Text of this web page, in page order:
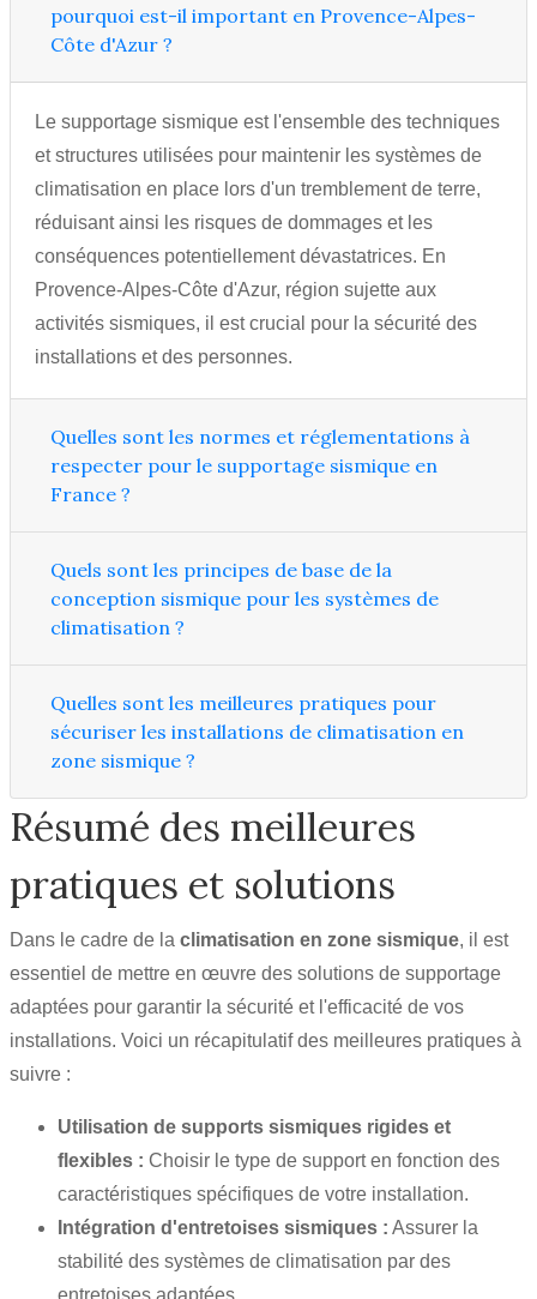
pourquoi est-il important en Provence-Alpes-
Côte d'Azur ?
Le supportage sismique est l'ensemble des techniques
et structures utilisées pour maintenir les systèmes de
climatisation en place lors d'un tremblement de terre,
réduisant ainsi les risques de dommages et les
conséquences potentiellement dévastatrices. En
Provence-Alpes-Côte d'Azur, région sujette aux
activités sismiques, il est crucial pour la sécurité des
installations et des personnes.
Quelles sont les normes et réglementations à
respecter pour le supportage sismique en
France ?
Quels sont les principes de base de la
conception sismique pour les systèmes de
climatisation ?
Quelles sont les meilleures pratiques pour
sécuriser les installations de climatisation en
zone sismique ?
Résumé des meilleures
pratiques et solutions
Dans le cadre de la climatisation en zone sismique, il est
essentiel de mettre en œuvre des solutions de supportage
adaptées pour garantir la sécurité et l'efficacité de vos
installations. Voici un récapitulatif des meilleures pratiques à
suivre :
Utilisation de supports sismiques rigides et
flexibles : Choisir le type de support en fonction des
caractéristiques spécifiques de votre installation.
Intégration d'entretoises sismiques : Assurer la
stabilité des systèmes de climatisation par des
entretoises adaptées.